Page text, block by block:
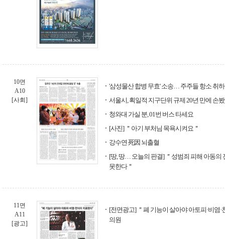
10면
A10
[사회]
'삼성물산 합병 무효' 소송… 주주들 항소 취
서울시, 획일적 지구단위 규제 20년 만에 손
청와대 가실 분, 01번 버스 타세요
[사진] ＂아기 부처님 목욕시켜요＂
강수연 死因 뇌출혈
[땅, 땅… 오늘의 판결] ＂성범죄 피해 아동의
못한다＂
11면
A11
[광고]
[전면광고] ＂폐 기능이 살아야 아토피·비염
의원